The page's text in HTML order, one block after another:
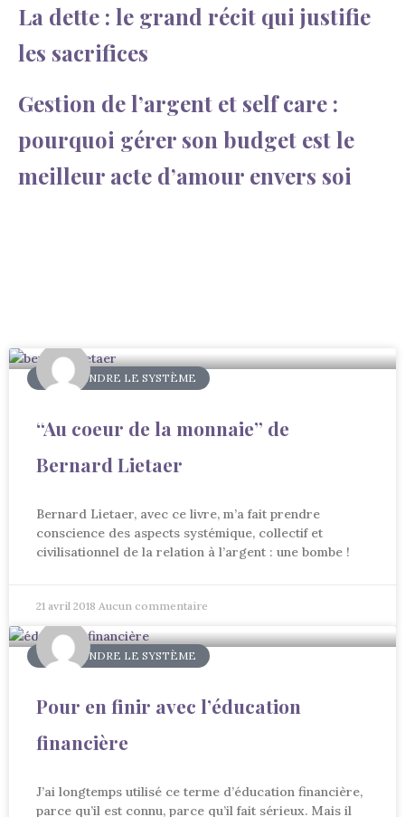
La dette : le grand récit qui justifie
les sacrifices
Gestion de l’argent et self care :
pourquoi gérer son budget est le
meilleur acte d’amour envers soi
COMPRENDRE LE SYSTÈME
“Au coeur de la monnaie” de
Bernard Lietaer
Bernard Lietaer, avec ce livre, m’a fait prendre
conscience des aspects systémique, collectif et
civilisationnel de la relation à l’argent : une bombe !
21 avril 2018 Aucun commentaire
COMPRENDRE LE SYSTÈME
Pour en finir avec l’éducation
financière
J’ai longtemps utilisé ce terme d’éducation financière,
parce qu’il est connu, parce qu’il fait sérieux. Mais il